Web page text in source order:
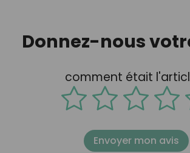
Donnez-nous
comment était
Envoyer mon avis